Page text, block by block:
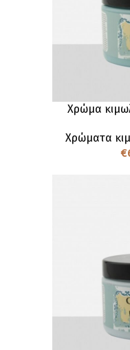
Χρώμα
Χρώματα
€